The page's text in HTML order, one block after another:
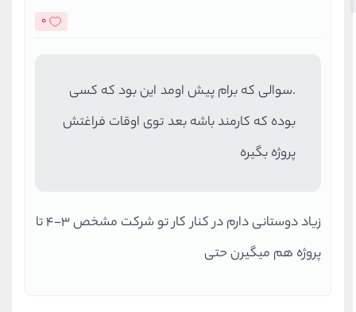
0
.سوالی که برام پیش اومد این بود که کسی
بوده که کارمند باشه بعد توی اوقات فراغتش
پروژه بگیره
زیاد دوستانی دارم در کنار کار تو شرکت مشخص ۳-۴ تا
پروژه هم میگیرن حتی